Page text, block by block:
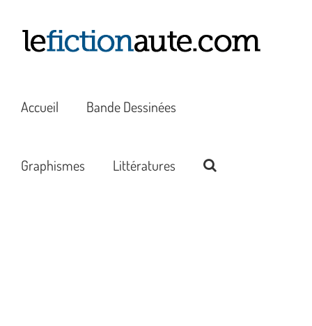
contenu
Accueil Bande Dessinées
Graphismes Littératures